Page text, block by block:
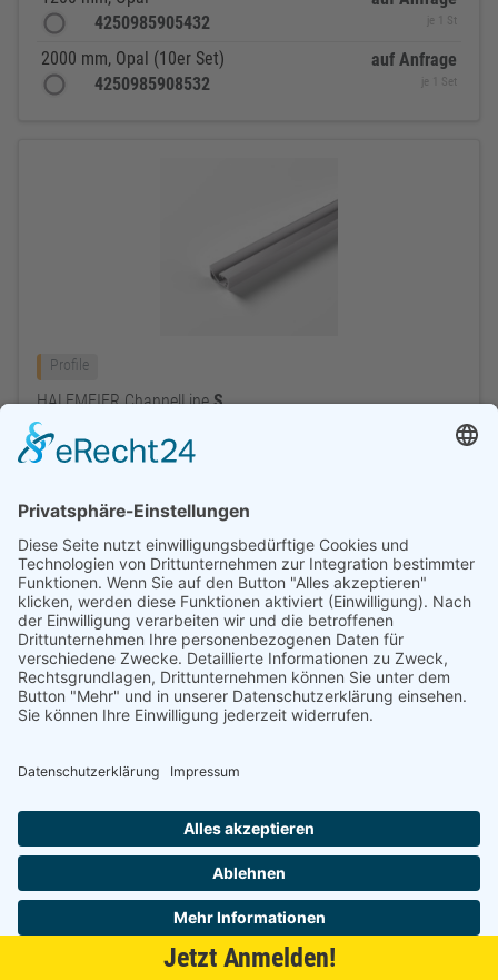
Jetzt Anmelden!
4250985905432
je 1 St
2000 mm, Opal (10er Set)
4250985908532
auf Anfrage
je 1 Set
Profile
HALEMEIER ChannelLineS
10 Varianten (7 nicht angezeigt)
Ausführung
2500 mm, Alu
4250985920589
auf Anfrage
je 1 St
2500 mm, Alu (10er Set)
4250985918944
auf Anfrage
2500 mm, Schwarz
4250985918937
auf Anfrage
je 1 St